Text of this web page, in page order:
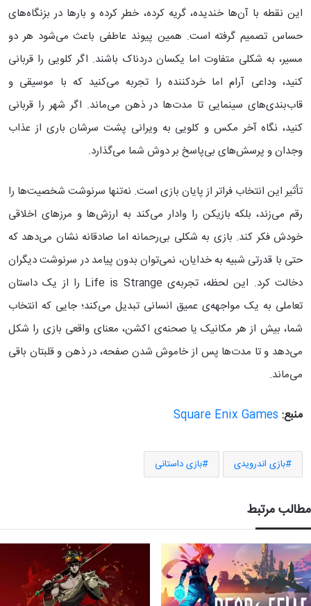
این نقطه با آن‌ها خندیده، گریه کرده، خطر کرده و بارها در بزنگاه‌های
حساس تصمیم گرفته است. همین پیوند عاطفی باعث می‌شود هر دو
مسیر، به شکلی متفاوت اما یکسان دردناک باشند. اگر کلویی را قربانی
کنید، وداعی آرام اما خردکننده را تجربه می‌کنید که با موسیقی و
قاب‌بندی‌های سینمایی تا مدت‌ها در ذهن می‌ماند. اگر شهر را قربانی
کنید، نگاه آخر مکس و کلویی به ویرانی پشت سرشان باری از عذاب
وجدان و پرسش‌های بی‌پاسخ بر دوش شما می‌گذارد.
تأثیر این انتخاب فراتر از پایان بازی است. نه‌تنها سرنوشت شخصیت‌ها را
رقم می‌زند، بلکه بازیکن را وادار می‌کند به ارزش‌ها و مرزهای اخلاقی
خودش فکر کند. بازی به شکلی بی‌رحمانه اما صادقانه نشان می‌دهد که
حتی با قدرتی شبیه به خدایان، نمی‌توان بدون پیامد در سرنوشت دیگران
دخالت کرد. این لحظه، تجربه‌ی Life is Strange را از یک داستان
تعاملی به یک مواجهه‌ی عمیق انسانی تبدیل می‌کند؛ جایی که انتخاب
شما، بیش از هر مکانیک یا صحنه‌ی اکشن، معنای واقعی بازی را شکل
می‌دهد و تا مدت‌ها پس از خاموش شدن صفحه، در ذهن و قلبتان باقی
می‌ماند.
منبع: Square Enix Games
بازی اندرویدی بازی داستانی
مطالب مرتبط